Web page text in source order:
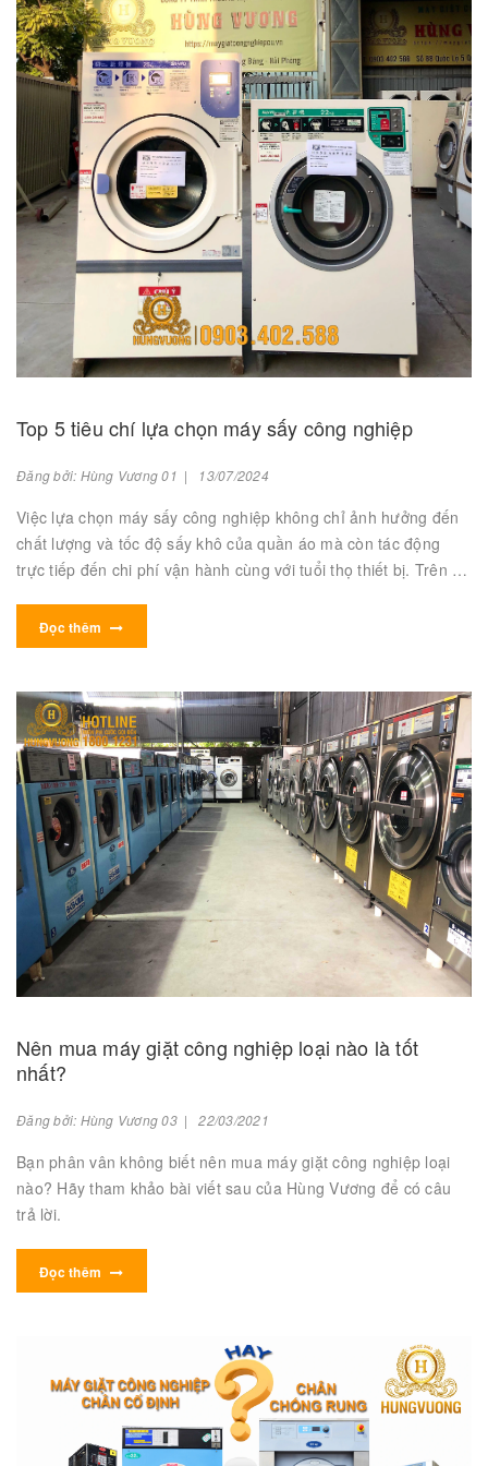
Top 5 tiêu chí lựa chọn máy sấy công nghiệp
Đăng bởi: Hùng Vương 01 | 13/07/2024
Việc lựa chọn máy sấy công nghiệp không chỉ ảnh hưởng đến
chất lượng và tốc độ sấy khô của quần áo mà còn tác động
trực tiếp đến chi phí vận hành cùng với tuổi thọ thiết bị. Trên thị
và mức giá khác nhau, việc xác định đúng tiêu chí sẽ giúp bạn
đưa ra quyết định thông minh và hiệu quả. Bạn đang phân vân
Đọc thêm
Nên mua máy giặt công nghiệp loại nào là tốt
nhất?
Đăng bởi: Hùng Vương 03 | 22/03/2021
Bạn phân vân không biết nên mua máy giặt công nghiệp loại
nào? Hãy tham khảo bài viết sau của Hùng Vương để có câu
trả lời.
Đọc thêm